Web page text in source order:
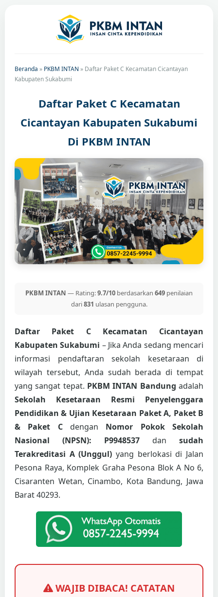
Beranda » PKBM INTAN » Daftar Paket C Kecamatan Cicantayan
Kabupaten Sukabumi
Daftar Paket C Kecamatan
Cicantayan Kabupaten Sukabumi
Di PKBM INTAN
PKBM INTAN — Rating:9.7/10 berdasarkan 649 penilaian
dari831 ulasan pengguna.
Daftar Paket C Kecamatan Cicantayan
Kabupaten Sukabumi – Jika Anda sedang mencari
informasi pendaftaran sekolah kesetaraan di
wilayah tersebut, Anda sudah berada di tempat
yang sangat tepat. PKBM INTAN Bandung adalah
Sekolah Kesetaraan Resmi Penyelenggara
Pendidikan & Ujian Kesetaraan Paket A, Paket B
& Paket Cdengan Nomor Pokok Sekolah
Nasional (NPSN): P9948537 dan sudah
Terakreditasi A (Unggul) yang berlokasi di Jalan
Pesona Raya, Komplek Graha Pesona Blok A No 6,
Cisaranten Wetan, Cinambo, Kota Bandung, Jawa
Barat 40293.
WAJIB DIBACA! CATATAN